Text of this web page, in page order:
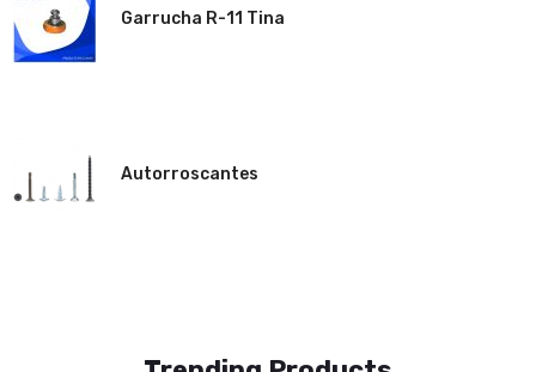
Garrucha R-11 Tina
Autorroscantes
T-013 (Jalador Inox)
Garrucha closet